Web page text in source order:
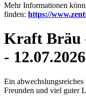
Mehr Informationen
finden: https://
Kraft Bräu
- 12.07.2026
Ein
Freunden und viel guter